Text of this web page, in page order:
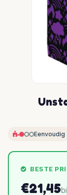
Eenvoudig
BESTE
€21,45